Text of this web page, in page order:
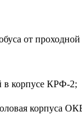
от
в корпусе КРФ-2;
корпуса